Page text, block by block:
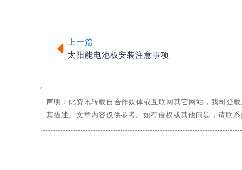
上一篇
太阳能电池板安装注意事项
声明：此资讯转载自合作媒体或互联网其它网站，我司登
其描述。文章内容仅供参考。如有侵权或其他问题，请联系